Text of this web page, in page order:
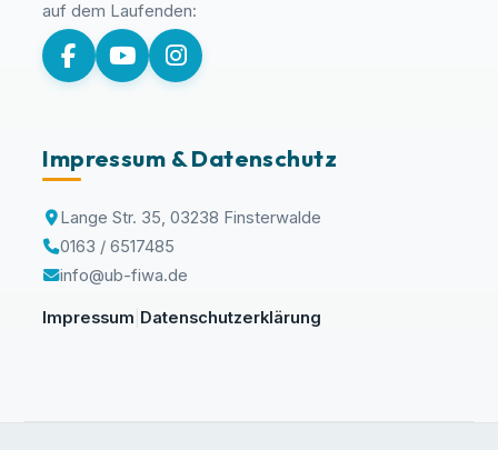
auf dem Laufenden:
Impressum & Datenschutz
Lange Str. 35, 03238 Finsterwalde
0163 / 6517485
info@ub-fiwa.de
Impressum Datenschutzerklärung